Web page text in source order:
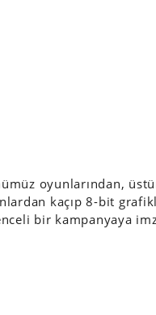
oyunlarından,
kaçıp 8-bit
bir kampanyaya